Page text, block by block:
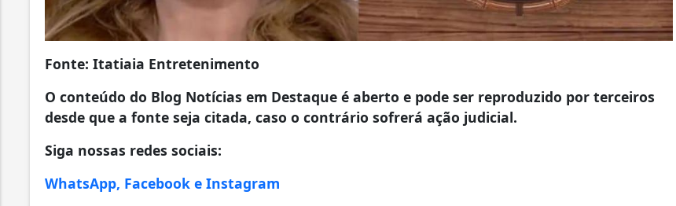
Fonte: Itatiaia Entretenimento
O conteúdo do Blog Notícias em Destaque é aberto e pode ser reproduzido por terceiros
desde que a fonte seja citada, caso o contrário sofrerá ação judicial.
Siga nossas redes sociais:
WhatsApp, Facebook e Instagram